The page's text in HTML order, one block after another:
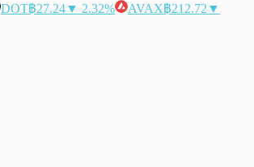
DOT฿27.24▼ 2.32% AVAX฿212.72 ▼